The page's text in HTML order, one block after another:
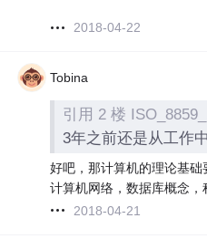
2018-04-22
Tobina
引用 2 楼
3年之前还是从工作
好吧，那计算机的理论基础
计算机网络，数据库概念，
2018-04-21